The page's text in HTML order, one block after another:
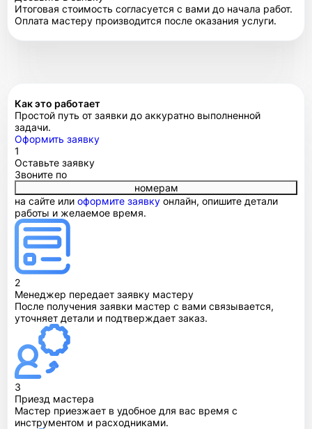
Итоговая стоимость согласуется с вами до начала работ.
Оплата мастеру производится после оказания услуги.
Как это работает
Простой путь от заявки до аккуратно выполненной
задачи.
Оформить заявку
1
Оставьте заявку
Звоните по
номерам
на сайте или оформите заявку онлайн, опишите детали
работы и желаемое время.
2
Менеджер передает заявку мастеру
После получения заявки мастер с вами связывается,
уточняет детали и подтверждает заказ.
3
Приезд мастера
Мастер приезжает в удобное для вас время с
инструментом и расходниками.